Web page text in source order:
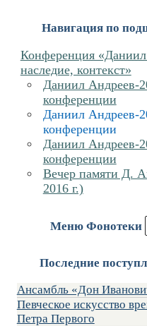
Навигация по
Конференция
наследие, контекст»
Даниил Андреев-
конференции
Даниил Андреев-
конференции
Даниил Андреев-
конференции
Вечер памяти Д.
2016 г.)
Меню Фонотеки
Последние
Ансамбль «Дон
Певческое искусство
Петра Первого